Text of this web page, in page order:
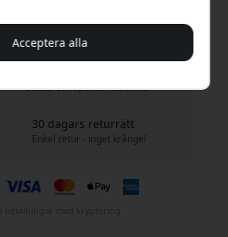
Fri frakt i Sverige
Inga dolda avgifter
Snabb och spårbar leverans
30 dagars returrätt
Enkel retur - inget krångel
Acceptera alla